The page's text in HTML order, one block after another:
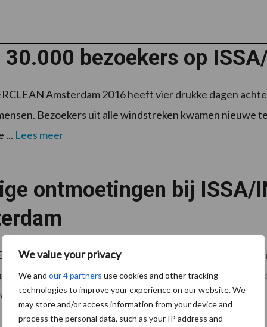
We value your privacy
We and our 4 partners use cookies and other tracking
technologies to improve your experience on our website. We
may store and/or access information from your device and
process the personal data, such as your IP address and
bezoekers op
Amsterdam 2016 heeft vier drukke dagen
Bezoekers uit alle windstreken kwamen nieuwe
... Lees meer
ontmoetingen bij ISSA/
Amsterdam 2016 heeft vier drukke dagen achter
uit alle windstreken kwamen nieuwe
...
Lees meer